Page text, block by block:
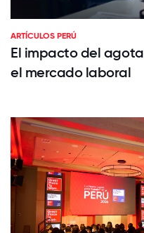
ARTÍCULOS PERÚ
El impacto del
el mercado laboral